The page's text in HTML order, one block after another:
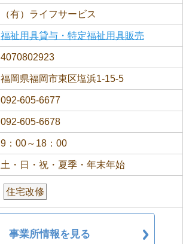
（有）ライフサービス
福祉用具貸与・特定福祉用具販売
4070802923
福岡県福岡市東区塩浜1-15-5
092-605-6677
092-605-6678
9：00～18：00
土・日・祝・夏季・年末年始
住宅改修
事業所情報を見る